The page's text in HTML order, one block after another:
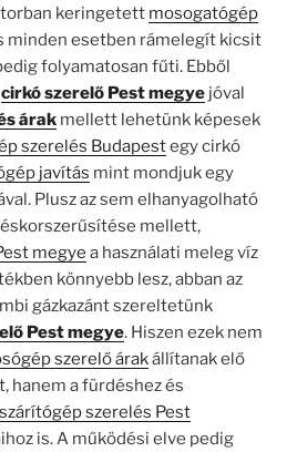
keringetett mosogatógép
minden esetben rámelegít kicsit
folyamatosan fűti. Ebből
cirkó szerelő Pest megye jóval
árakmellett lehetünk képesek
szerelés Budapestegy cirkó
javítás mint mondjuk egy
Plusz az sem elhanyagolható
mellett,
megye a használati meleg víz
könnyebb lesz, abban az
gázkazánt szereltetünk
Pest megye. Hiszen ezek nem
szerelő árakállítanak elő
hanem a fürdéshez és
szárítógép szerelés Pest
is. A működési elve pedig